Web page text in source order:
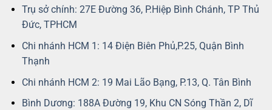
Trụ sở chính: 27E Đường 36, P.Hiệp Bình Chánh, TP Thủ
Đức, TPHCM
Chi nhánh HCM 1: 14 Điện Biên Phủ,P.25, Quận Bình
Thạnh
Chi nhánh HCM 2: 19 Mai Lão Bạng, P.13, Q. Tân Bình
Bình Dương: 188A Đường 19, Khu CN Sóng Thần 2, Dĩ